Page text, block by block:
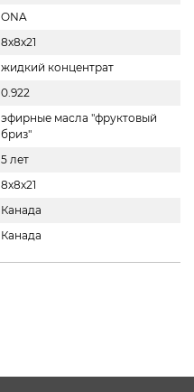
ONA
8х8х21
жидкий концентрат
0.922
эфирные масла "фруктовый
бриз"
5 лет
8х8х21
Канада
Канада